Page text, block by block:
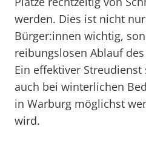
werden. Dies ist nicht
Bürger:innen wichtig,
reibungslosen Ablauf
Ein effektiver
auch bei winterlichen
in Warburg möglichst
wird.